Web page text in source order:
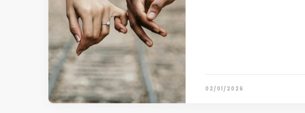
02/01/2026